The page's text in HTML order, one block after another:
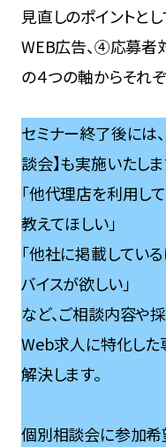
見直しのポイントと
WEB広告、④応募者
の４つの軸からそれ
セミナー終了後には
談会】も実施いたしま
「他代理店を利用し
教えてほしい」
「他社に掲載してい
バイスが欲しい」
など、ご相談内容や
Web求人に特化した
解決します。
個別相談会に参加希